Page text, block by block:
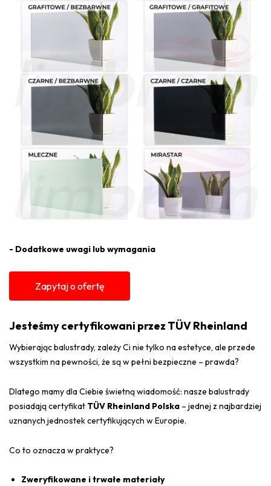
- Dodatkowe uwagi lub wymagania
Zapytaj o ofertę
Jesteśmy certyfikowani przez TÜV Rheinland
Wybierając balustrady, zależy Ci nie tylko na estetyce, ale przede
wszystkim na pewności, że są w pełni bezpieczne – prawda?
Dlatego mamy dla Ciebie świetną wiadomość: nasze balustrady
posiadają certyfikat TÜV Rheinland Polska – jednej z najbardziej
uznanych jednostek certyfikujących w Europie.
Co to oznacza w praktyce?
Zweryfikowane i trwałe materiały